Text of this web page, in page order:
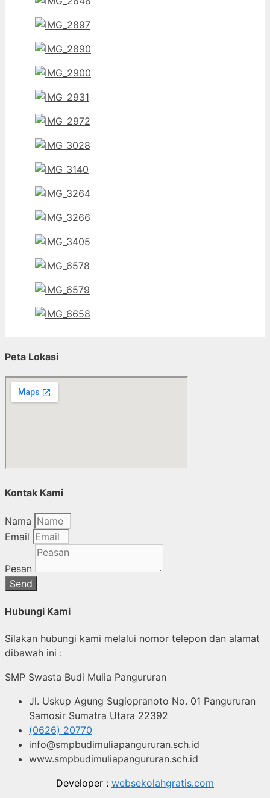
Peta Lokasi
Kontak Kami
Nama
Email
Pesan
Send
Hubungi Kami
Silakan hubungi kami melalui nomor telepon dan alamat
dibawah ini :
SMP Swasta Budi Mulia Pangururan
Jl. Uskup Agung Sugiopranoto No. 01 Pangururan
Samosir Sumatra Utara 22392
(0626) 20770
info@smpbudimuliapangururan.sch.id
www.smpbudimuliapangururan.sch.id
Developer : websekolahgratis.com